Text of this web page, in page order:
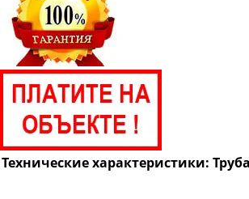
Труба бесшовная 73
Труба бесшовная 76
Труба бесшовная 83
Труба бесшовная 89
Труба бесшовная 102
Труба бесшовная 108
Технические характеристики: